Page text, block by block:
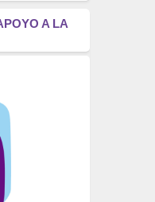
(721)
A LA